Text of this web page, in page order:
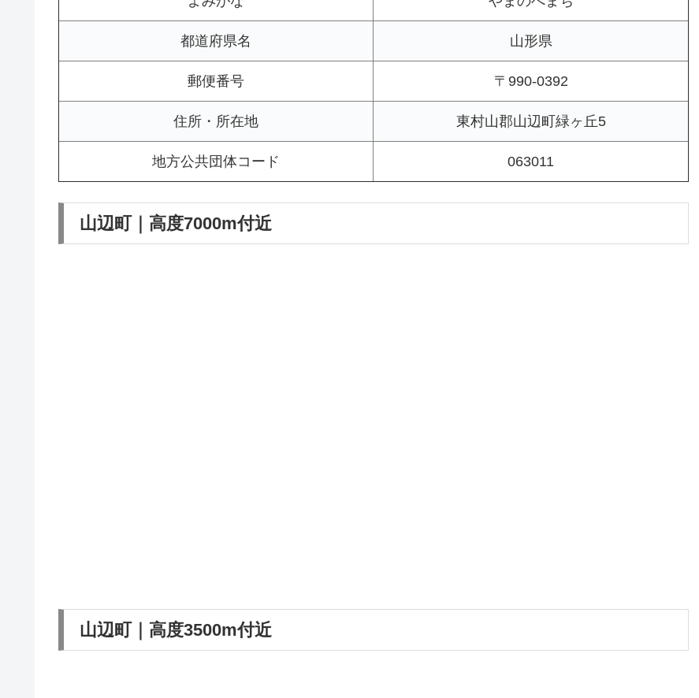
都道府県名 山形県
郵便番号 〒990-0392
住所・所在地 東村山郡山辺町緑ヶ丘5
地方公共団体コード 063011
山辺町｜高度7000m付近
山辺町｜高度3500m付近